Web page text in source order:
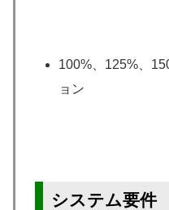
100%、125%、
ョン
システム要件